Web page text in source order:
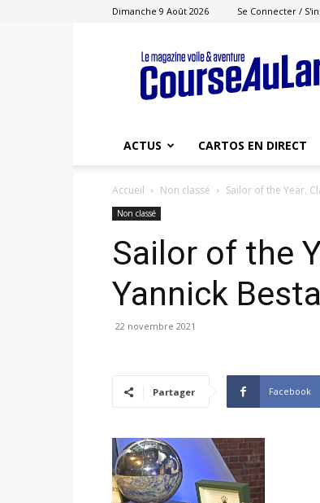
Dimanche 9 Août 2026 Se Connecter /
Course
au
Large
ACTUS CARTOS EN DIRECT
Accueil Non classé Sailor of the Year.
Non classé
Sailor of the
Yannick
22 novembre 2021
Partager Facebook